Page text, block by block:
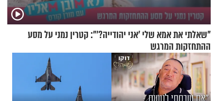
"שאלתי את אמא שלי 'אני יהודייה?'": קטרין נמני על מסע
ההתחזקות המרגש